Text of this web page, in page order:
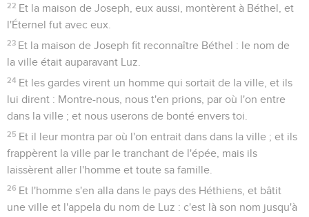
22 Et la maison de Joseph, eux aussi, montèrent à Béthel, et
l'Éternel fut avec eux.
23 Et la maison de Joseph fit reconnaître Béthel : le nom de
la ville était auparavant Luz.
24 Et les gardes virent un homme qui sortait de la ville, et ils
lui dirent : Montre-nous, nous t'en prions, par où l'on entre
dans la ville ; et nous userons de bonté envers toi.
25 Et il leur montra par où l'on entrait dans dans la ville ; et ils
frappèrent la ville par le tranchant de l'épée, mais ils
laissèrent aller l'homme et toute sa famille.
26 Et l'homme s'en alla dans le pays des Héthiens, et bâtit
une ville et l'appela du nom de Luz : c'est là son nom jusqu'à